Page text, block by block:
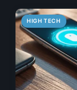
HIGH TECH